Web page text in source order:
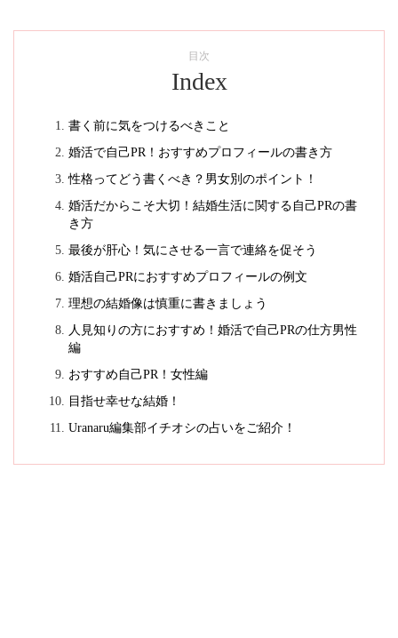
目次
Index
書く前に気をつけるべきこと
婚活で自己PR！おすすめプロフィールの書き方
性格ってどう書くべき？男女別のポイント！
婚活だからこそ大切！結婚生活に関する自己PRの書
き方
最後が肝心！気にさせる一言で連絡を促そう
婚活自己PRにおすすめプロフィールの例文
理想の結婚像は慎重に書きましょう
人見知りの方におすすめ！婚活で自己PRの仕方男性
編
おすすめ自己PR！女性編
目指せ幸せな結婚！
Uranaru編集部イチオシの占いをご紹介！